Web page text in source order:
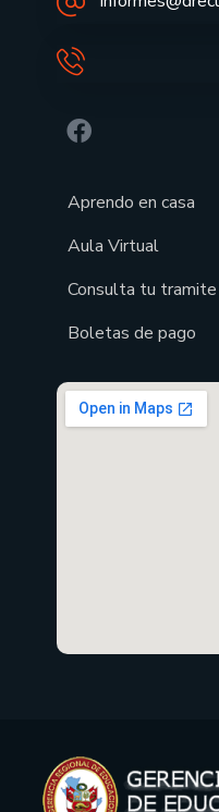
Aprendo en casa
Aula Virtual
Consulta tu tramite
Boletas de pago